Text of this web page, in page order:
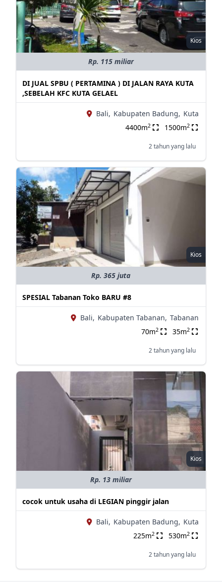
Kios
Rp. 115 miliar
DI JUAL SPBU ( PERTAMINA ) DI JALAN RAYA KUTA
,SEBELAH KFC KUTA GELAEL
Bali, Kabupaten Badung, Kuta
4400m2 1500m2
2 tahun yang lalu
Kios
Rp. 365 juta
SPESIAL Tabanan Toko BARU #8
Bali, Kabupaten Tabanan, Tabanan
70m2 35m2
2 tahun yang lalu
Kios
Rp. 13 miliar
cocok untuk usaha di LEGIAN pinggir jalan
Bali, Kabupaten Badung, Kuta
225m2 530m2
2 tahun yang lalu